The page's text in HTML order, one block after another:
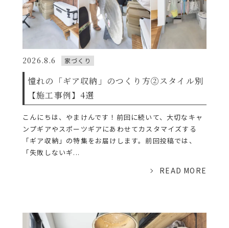
2026.8.6 家づくり
憧れの「ギア収納」のつくり方②スタイル別
【施工事例】4選
こんにちは、やまけんです！前回に続いて、大切なキャ
ンプギアやスポーツギアにあわせてカスタマイズする
「ギア収納」の特集をお届けします。前回投稿では、
「失敗しないギ...
READ MORE